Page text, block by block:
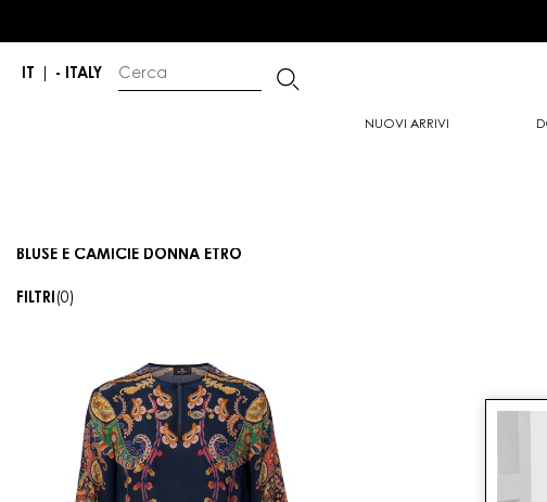
IT - ITALY
NUOVI ARRIVI
BLUSE E CAMICIE DONNA ETRO
FILTRI (0)